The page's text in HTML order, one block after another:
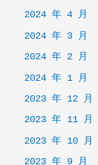
2024 年 4 月
2024 年 3 月
2024 年 2 月
2024 年 1 月
2023 年 12 月
2023 年 11 月
2023 年 10 月
2023 年 9 月